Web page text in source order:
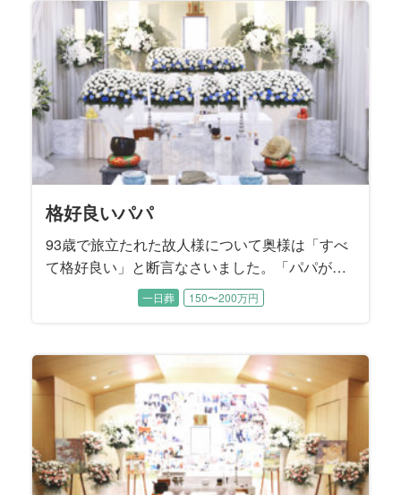
様の思い出に囲まれたご葬儀にすることを望ま
れました。
格好良いパパ
93歳で旅立たれた故人様について奥様は「すべ
て格好良い」と断言なさいました。「パパが全
部やってくれたから、私は何も出来なく
て……」と肩を落として涙するお母様に、二人
進みました。 読書家で音楽鑑賞がご趣味だった
無口でダンディな故人様を『格好良く送る』こ
とがご葬儀のテーマになりました。
一日葬 150〜200万円